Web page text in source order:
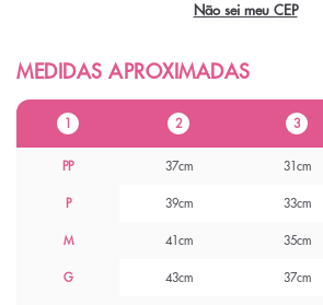
Não sei meu CEP
1 2 3
PP 37cm 31cm
P 39cm 33cm
M 41cm 35cm
G 43cm 37cm